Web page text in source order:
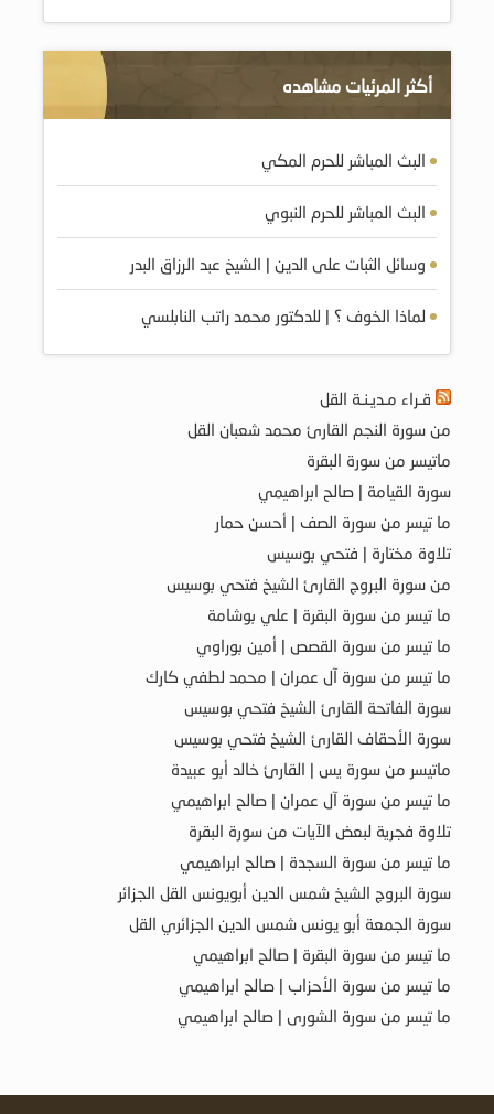
أكثر المرئيات مشاهده
البث المباشر للحرم المكي
البث المباشر للحرم النبوي
وسائل الثبات على الدين | الشيخ عبد الرزاق البدر
لماذا الخوف ؟ | للدكتور محمد راتب النابلسي
قـراء مـديـنـة القل
من سورة النجم القارئ محمد شعبان القل
ماتيسر من سورة البقرة
سورة القيامة | صالح ابراهيمي
ما تيسر من سورة الصف | أحسن حمار
تلاوة مختارة | فتحي بوسيس
من سورة البروج القارئ الشيخ فتحي بوسيس
ما تيسر من سورة البقرة | علي بوشامة
ما تيسر من سورة القصص | أمين بوراوي
ما تيسر من سورة آل عمران | محمد لطفي كارك
سورة الفاتحة القارئ الشيخ فتحي بوسيس
سورة الأحقاف القارئ الشيخ فتحي بوسيس
ماتيسر من سورة يس | القارئ خالد أبو عبيدة
ما تيسر من سورة آل عمران | صالح ابراهيمي
تلاوة فجرية لبعض الآيات من سورة البقرة
ما تيسر من سورة السجدة | صالح ابراهيمي
سورة البروج الشيخ شمس الدين أبويونس القل الجزائر
سورة الجمعة أبو يونس شمس الدين الجزائري القل
ما تيسر من سورة البقرة | صالح ابراهيمي
ما تيسر من سورة الأحزاب | صالح ابراهيمي
ما تيسر من سورة الشورى | صالح ابراهيمي